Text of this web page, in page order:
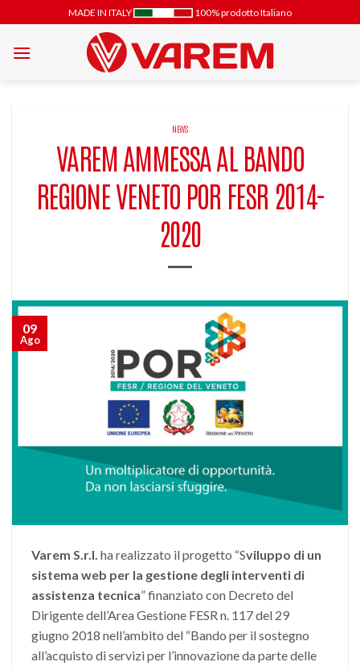
ai
contenuti
MADE IN ITALY 100% prodotto Italiano
NEWS
VAREM AMMESSA AL BANDO
REGIONE VENETO POR FESR 2014-
2020
09
Ago
Varem S.r.l. ha realizzato il progetto “Sviluppo di un
sistema web per la gestione degli interventi di
assistenza tecnica” finanziato con Decreto del
Dirigente dell’Area Gestione FESR n. 117 del 29
giugno 2018 nell’ambito del “Bando per il sostegno
all’acquisto di servizi per l’innovazione da parte delle